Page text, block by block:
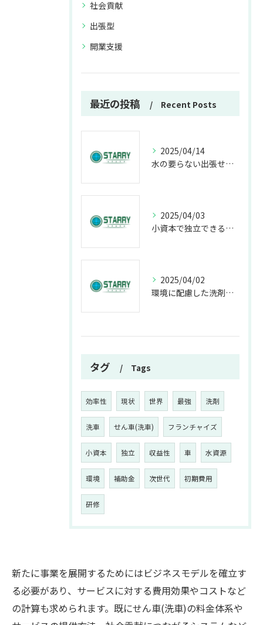
社会貢献
出張型
開業支援
最近の投稿 Recent Posts
2025/04/14
水の要らない出張せん車（洗車）は収益性、効率性ともに高い次世代型のフランチャイズです。
2025/04/03
小資本で独立できる収益性のあるせん車（洗車）ビジネス
2025/04/02
環境に配慮した洗剤を使った出張せん車（洗車）って水使わないの？
タグ Tags
効率性 現状 世界 最強 洗剤
洗車 せん車(洗車) フランチャイズ
小資本 独立 収益性 車 水資源
環境 補助金 次世代 初期費用
研修
新たに事業を展開するためにはビジネスモデルを確立す
る必要があり、サービスに対する費用効果やコストなど
の計算も求められます。既にせん車(洗車)の料金体系や